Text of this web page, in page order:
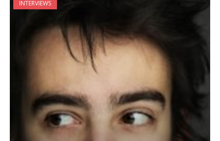
INTERVIEWS